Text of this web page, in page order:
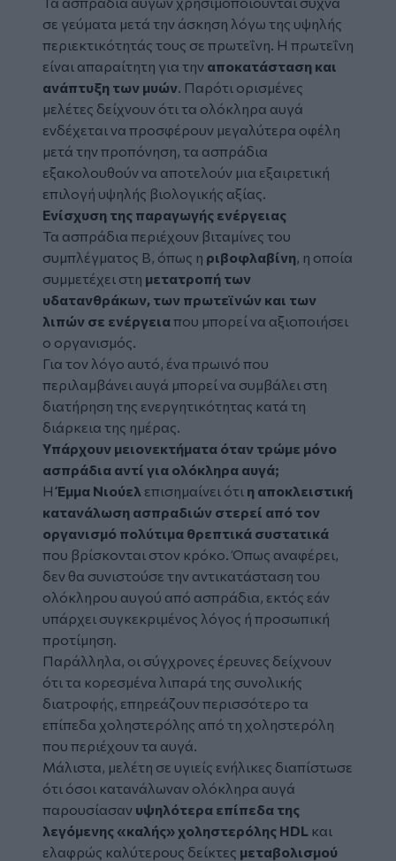
σε γεύματα μετά την άσκηση λόγω της υψηλής
περιεκτικότητάς τους σε πρωτεΐνη. Η πρωτεΐνη
είναι απαραίτητη για την αποκατάσταση και
ανάπτυξη των μυών . Παρότι ορισμένες
μελέτες δείχνουν ότι τα ολόκληρα αυγά
ενδέχεται να προσφέρουν μεγαλύτερα οφέλη
μετά την προπόνηση, τα ασπράδια
εξακολουθούν να αποτελούν μια εξαιρετική
επιλογή υψηλής βιολογικής αξίας.
Ενίσχυση της παραγωγής ενέργειας
Τα ασπράδια περιέχουν βιταμίνες του
συμπλέγματος Β, όπως η ριβοφλαβίνη , η οποία
συμμετέχει στη μετατροπή των
υδατανθράκων, των πρωτεϊνών και των
λιπών σε ενέργειαπου μπορεί να αξιοποιήσει
ο οργανισμός.
Για τον λόγο αυτό, ένα πρωινό που
περιλαμβάνει αυγά μπορεί να συμβάλει στη
διατήρηση της ενεργητικότητας κατά τη
διάρκεια της ημέρας.
Υπάρχουν μειονεκτήματα όταν τρώμε μόνο
ασπράδια αντί για ολόκληρα αυγά;
ΗΈμμα Νιούελ επισημαίνει ότι η αποκλειστική
κατανάλωση ασπραδιών στερεί από τον
οργανισμό πολύτιμα θρεπτικά συστατικά
που βρίσκονται στον κρόκο. Όπως αναφέρει,
δεν θα συνιστούσε την αντικατάσταση του
ολόκληρου αυγού από ασπράδια, εκτός εάν
υπάρχει συγκεκριμένος λόγος ή προσωπική
προτίμηση.
Παράλληλα, οι σύγχρονες έρευνες δείχνουν
ότι τα κορεσμένα λιπαρά της συνολικής
διατροφής, επηρεάζουν περισσότερο τα
επίπεδα χοληστερόλης από τη χοληστερόλη
που περιέχουν τα αυγά.
Μάλιστα, μελέτη σε υγιείς ενήλικες διαπίστωσε
ότι όσοι κατανάλωναν ολόκληρα αυγά
παρουσίασαν υψηλότερα επίπεδα της
λεγόμενης «καλής» χοληστερόλης HDL και
ελαφρώς καλύτερους δείκτες μεταβολισμού